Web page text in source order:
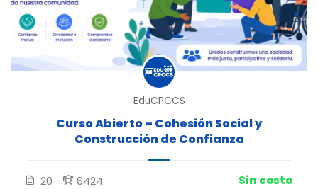
EduCPCCS
Curso Abierto – Cohesión Social y
Construcción de Confianza
20 6424 Sin costo